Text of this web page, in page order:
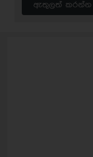
ඇතුලත් කරන්න